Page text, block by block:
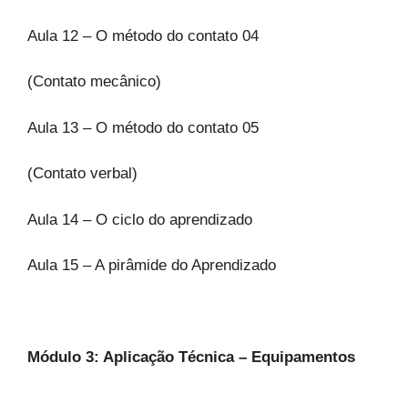
Aula 12 – O método do contato 04
(Contato mecânico)
Aula 13 – O método do contato 05
(Contato verbal)
Aula 14 – O ciclo do aprendizado
Aula 15 – A pirâmide do Aprendizado
Módulo 3: Aplicação Técnica – Equipamentos